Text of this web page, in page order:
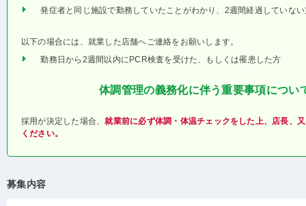
発症者と同じ施設で勤務していたことがわかり、2週間経過していな
以下の場合には、就業した店舗へご連絡をお願いします。
勤務日から2週間以内にPCR検査を受けた、もしくは罹患した方
体調管理の義務化に伴う重要事項につい
採用が決定した場合、就業前に必ず体調・体温チェックをした上、店長、
ください。
募集内容